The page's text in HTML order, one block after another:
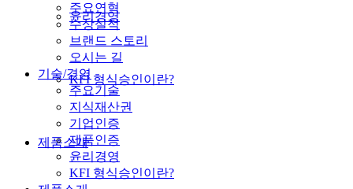
윤리경영
KFI 형식승인이란?
제품소개
주요연혁
수상실적
브랜드 스토리
오시는 길
기술/경영
주요기술
지식재산권
기업인증
제품인증
윤리경영
KFI 형식승인이란?